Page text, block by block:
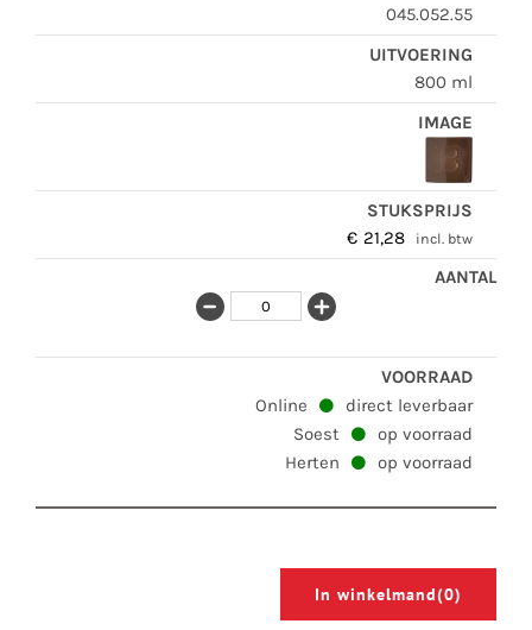
045.052.55
800 ml
€ 21,28 incl. btw
Online
direct leverbaar
Soest
op voorraad
Herten
op voorraad
In winkelmand(0)